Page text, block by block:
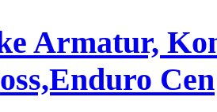
Armatur,
Cen